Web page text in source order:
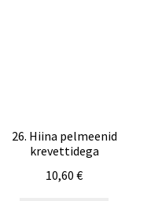
26. Hiina pelmeenid
krevettidega
10,60€